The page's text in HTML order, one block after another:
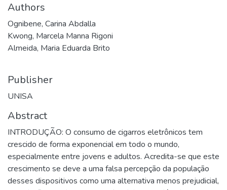
Authors
Ognibene, Carina Abdalla
Kwong, Marcela Manna Rigoni
Almeida, Maria Eduarda Brito
Publisher
UNISA
Abstract
INTRODUÇÃO: O consumo de cigarros eletrônicos tem
crescido de forma exponencial em todo o mundo,
especialmente entre jovens e adultos. Acredita-se que este
crescimento se deve a uma falsa percepção da população
desses dispositivos como uma alternativa menos prejudicial,